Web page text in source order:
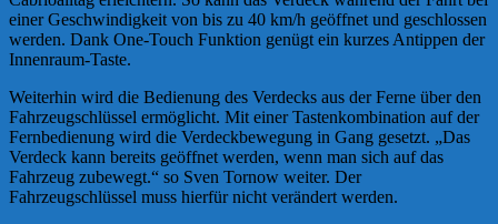
einer Geschwindigkeit von bis zu 40 km/h geöffnet und geschlossen
werden. Dank One-Touch Funktion genügt ein kurzes Antippen der
Innenraum-Taste.
Weiterhin wird die Bedienung des Verdecks aus der Ferne über den
Fahrzeugschlüssel ermöglicht. Mit einer Tastenkombination auf der
Fernbedienung wird die Verdeckbewegung in Gang gesetzt. „Das
Verdeck kann bereits geöffnet werden, wenn man sich auf das
Fahrzeug zubewegt.“ so Sven Tornow weiter. Der
Fahrzeugschlüssel muss hierfür nicht verändert werden.